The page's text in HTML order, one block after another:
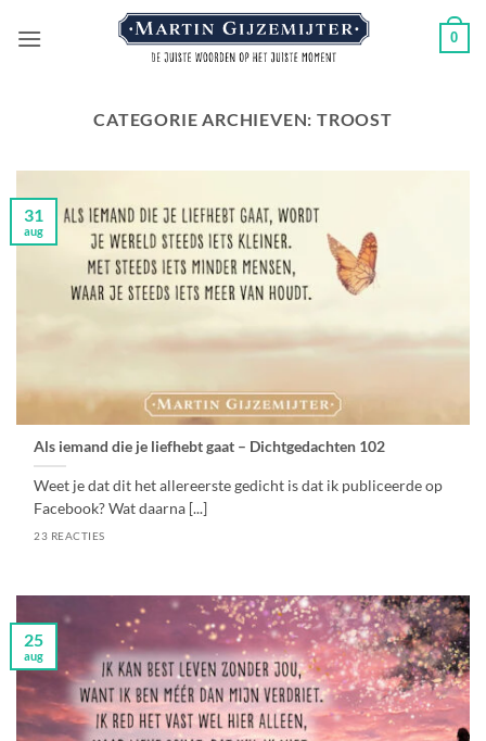
naar
0
CATEGORIE ARCHIEVEN: TROOST
Als iemand die je liefhebt gaat – Dichtgedachten 102
Weet je dat dit het allereerste gedicht is dat ik publiceerde op
Facebook? Wat daarna [...]
23 REACTIES
31
aug
25
aug